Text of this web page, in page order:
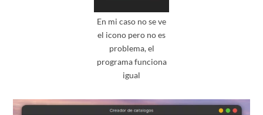
En mi caso no se ve
el icono pero no es
problema, el
programa funciona
igual